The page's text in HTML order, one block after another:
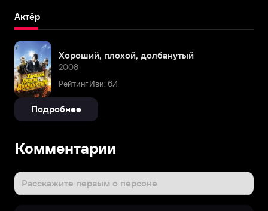
Актёр
Хороший, плохой, долбанутый
2008
Рейтинг Иви: 6,4
Подробнее
Комментарии
Расскажите первым о персоне